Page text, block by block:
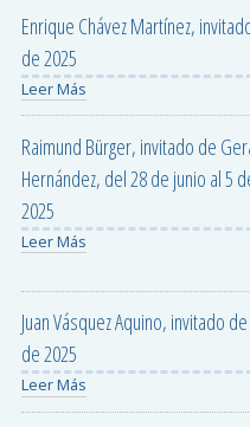
Enrique Chávez Martínez,
de 2025
Leer Más
Raimund Bürger, invitado de
Hernández, del 28 de junio al 5
2025
Leer Más
Juan Vásquez Aquino, invitado
de 2025
Leer Más